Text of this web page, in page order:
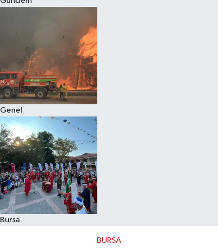
Genel
Bursa
BURSA
Dünya
Magazin
Gündem
Kültür & Sanat
Teknoloji
Bilim
Genel